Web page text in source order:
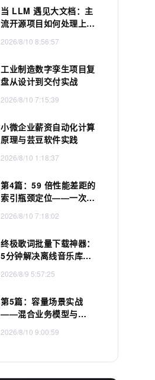
当 LLM 遇见大文档：主
流开源项目如何处理上下
2026/8/10 8:56:57
工业制造数字孪生项目复
盘从设计到交付实战
2026/8/10 7:15:39
小微企业薪资自动化计算
原理与芸豆软件实践
2026/8/10 1:18:37
第4篇：59 倍性能差距的
索引瓶颈定位——一次教
2026/8/10 7:18:02
终极歌词批量下载神器：
5分钟解决离线音乐库歌
2026/8/9 5:57:25
第5篇：容量场景实战
——混合业务模型与
2026/8/10 9:00:59